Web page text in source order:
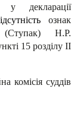
у декларації
ознак
(Ступак) Н.Р.
15 розділу ІІ
комісія суддів